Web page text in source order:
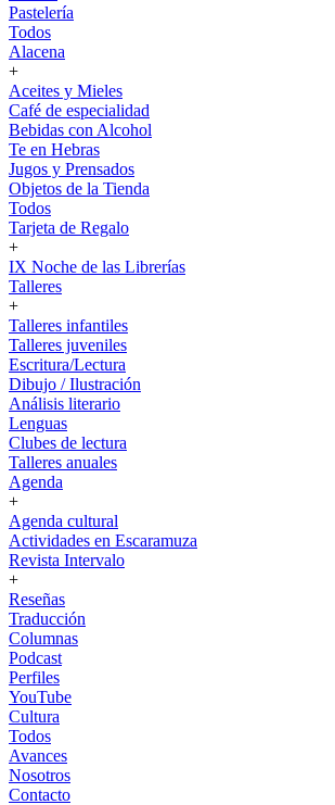
Pastelería
Todos
Alacena
+
Aceites y Mieles
Café de especialidad
Bebidas con Alcohol
Te en Hebras
Jugos y Prensados
Objetos de la Tienda
Todos
Tarjeta de Regalo
+
IX Noche de las Librerías
Talleres
+
Talleres infantiles
Talleres juveniles
Escritura/Lectura
Dibujo / Ilustración
Análisis literario
Lenguas
Clubes de lectura
Talleres anuales
Agenda
+
Agenda cultural
Actividades en Escaramuza
Revista Intervalo
+
Reseñas
Traducción
Columnas
Podcast
Perfiles
YouTube
Cultura
Todos
Avances
Nosotros
Contacto